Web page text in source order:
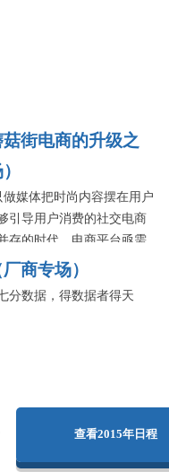
街电商的升级之
媒体把时尚内容摆在用户
引导用户消费的社交电商
存的时代，电商平台亟需
地响应用户需求，不断提
看，电商平台在应对业务
支撑力，比如怎样在电商
系统的设计、研发等各方
说&蘑菇街专场活动将要
商专场）
分数据，得数据者得天
查看2015年日程